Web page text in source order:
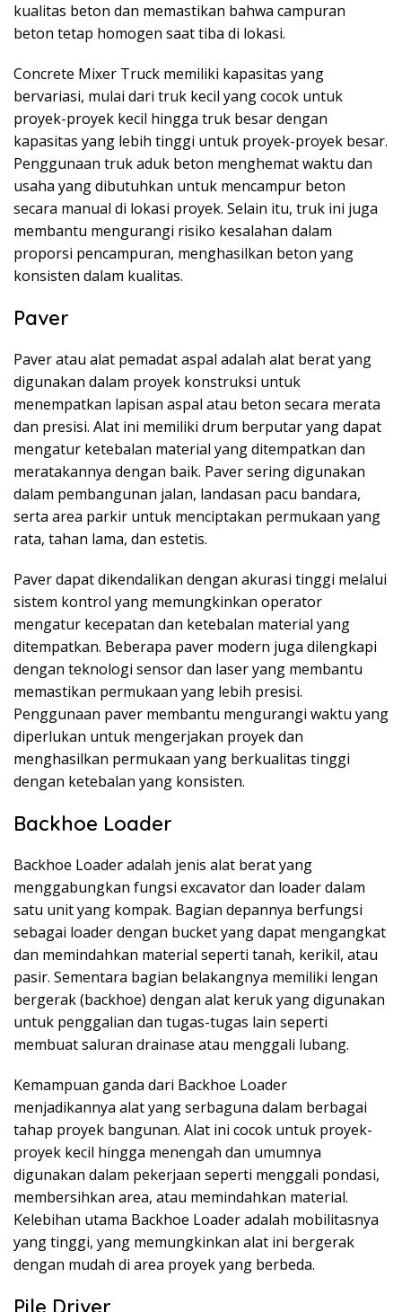
kualitas beton dan memastikan bahwa campuran
beton tetap homogen saat tiba di lokasi.
Concrete Mixer Truck memiliki kapasitas yang
bervariasi, mulai dari truk kecil yang cocok untuk
proyek-proyek kecil hingga truk besar dengan
kapasitas yang lebih tinggi untuk proyek-proyek besar.
Penggunaan truk aduk beton menghemat waktu dan
usaha yang dibutuhkan untuk mencampur beton
secara manual di lokasi proyek. Selain itu, truk ini juga
membantu mengurangi risiko kesalahan dalam
proporsi pencampuran, menghasilkan beton yang
konsisten dalam kualitas.
Paver
Paver atau alat pemadat aspal adalah alat berat yang
digunakan dalam proyek konstruksi untuk
menempatkan lapisan aspal atau beton secara merata
dan presisi. Alat ini memiliki drum berputar yang dapat
mengatur ketebalan material yang ditempatkan dan
meratakannya dengan baik. Paver sering digunakan
dalam pembangunan jalan, landasan pacu bandara,
serta area parkir untuk menciptakan permukaan yang
rata, tahan lama, dan estetis.
Paver dapat dikendalikan dengan akurasi tinggi melalui
sistem kontrol yang memungkinkan operator
mengatur kecepatan dan ketebalan material yang
ditempatkan. Beberapa paver modern juga dilengkapi
dengan teknologi sensor dan laser yang membantu
memastikan permukaan yang lebih presisi.
Penggunaan paver membantu mengurangi waktu yang
diperlukan untuk mengerjakan proyek dan
menghasilkan permukaan yang berkualitas tinggi
dengan ketebalan yang konsisten.
Backhoe Loader
Backhoe Loader adalah jenis alat berat yang
menggabungkan fungsi excavator dan loader dalam
satu unit yang kompak. Bagian depannya berfungsi
sebagai loader dengan bucket yang dapat mengangkat
dan memindahkan material seperti tanah, kerikil, atau
pasir. Sementara bagian belakangnya memiliki lengan
bergerak (backhoe) dengan alat keruk yang digunakan
untuk penggalian dan tugas-tugas lain seperti
membuat saluran drainase atau menggali lubang.
Kemampuan ganda dari Backhoe Loader
menjadikannya alat yang serbaguna dalam berbagai
tahap proyek bangunan. Alat ini cocok untuk proyek-
proyek kecil hingga menengah dan umumnya
digunakan dalam pekerjaan seperti menggali pondasi,
membersihkan area, atau memindahkan material.
Kelebihan utama Backhoe Loader adalah mobilitasnya
yang tinggi, yang memungkinkan alat ini bergerak
dengan mudah di area proyek yang berbeda.
Pile Driver